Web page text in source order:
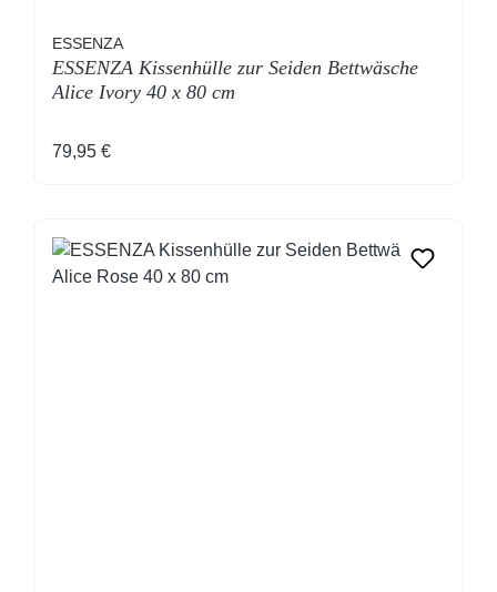
ESSENZA
ESSENZA Kissenhülle zur Seiden Bettwäsche
Alice Ivory 40 x 80 cm
Regulärer Preis:
79,95 €